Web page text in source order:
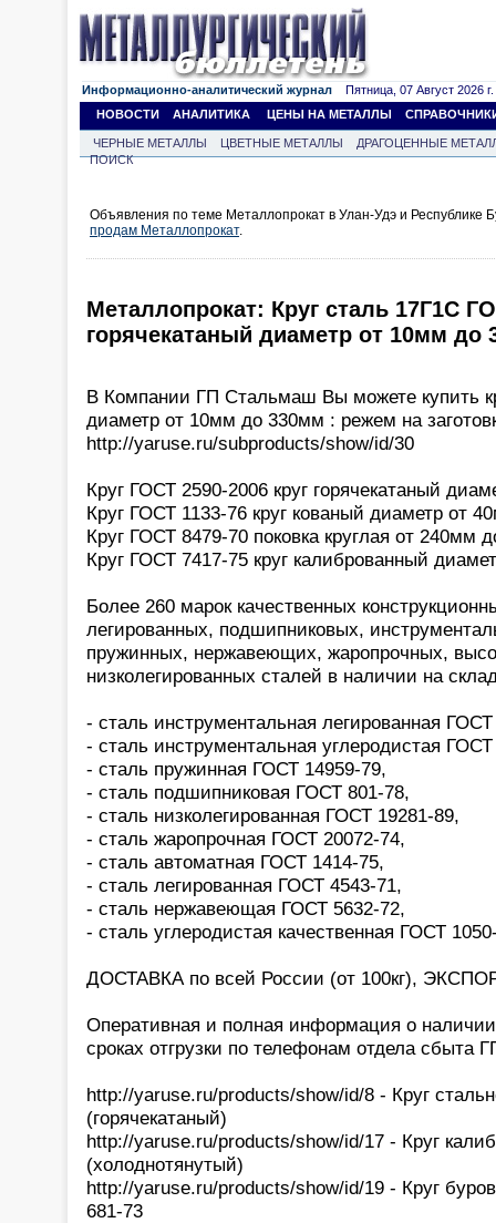
Информационно-аналитический журнал Пятница, 07 Август 2026 г.
НОВОСТИ
АНАЛИТИКА ЦЕНЫ НА МЕТАЛЛЫ
ЧЕРНЫЕ МЕТАЛЛЫ ЦВЕТНЫЕ МЕТАЛЛЫ
ДРАГОЦЕННЫЕ
ПОИСК
Объявления по теме Металлопрокат в Улан-Удэ и Республике
продам Металлопрокат.
Металлопрокат: Круг сталь 17Г1С
горячекатаный диаметр от 10мм до
В Компании ГП Стальмаш Вы можете купить
диаметр от 10мм до 330мм : режем на
http://yaruse.ru/subproducts/show/id/30
Круг ГОСТ 2590-2006 круг горячекатаный
Круг ГОСТ 1133-76 круг кованый диаметр от
Круг ГОСТ 8479-70 поковка круглая от 240мм
Круг ГОСТ 7417-75 круг калиброванный
Более 260 марок качественных
легированных, подшипниковых,
пружинных, нержавеющих, жаропрочных,
низколегированных сталей в наличии на
- сталь инструментальная легированная
- сталь инструментальная углеродистая
- сталь пружинная ГОСТ 14959-79,
- сталь подшипниковая ГОСТ 801-78,
- сталь низколегированная ГОСТ 19281-89,
- сталь жаропрочная ГОСТ 20072-74,
- сталь автоматная ГОСТ 1414-75,
- сталь легированная ГОСТ 4543-71,
- сталь нержавеющая ГОСТ 5632-72,
- сталь углеродистая качественная ГОСТ
ДОСТАВКА по всей России (от 100кг),
Оперативная и полная информация о
сроках отгрузки по телефонам отдела сбыта
http://yaruse.ru/products/show/id/8 - Круг
(горячекатаный)
http://yaruse.ru/products/show/id/17 - Круг
(холоднотянутый)
http://yaruse.ru/products/show/id/19 - Круг
681-73